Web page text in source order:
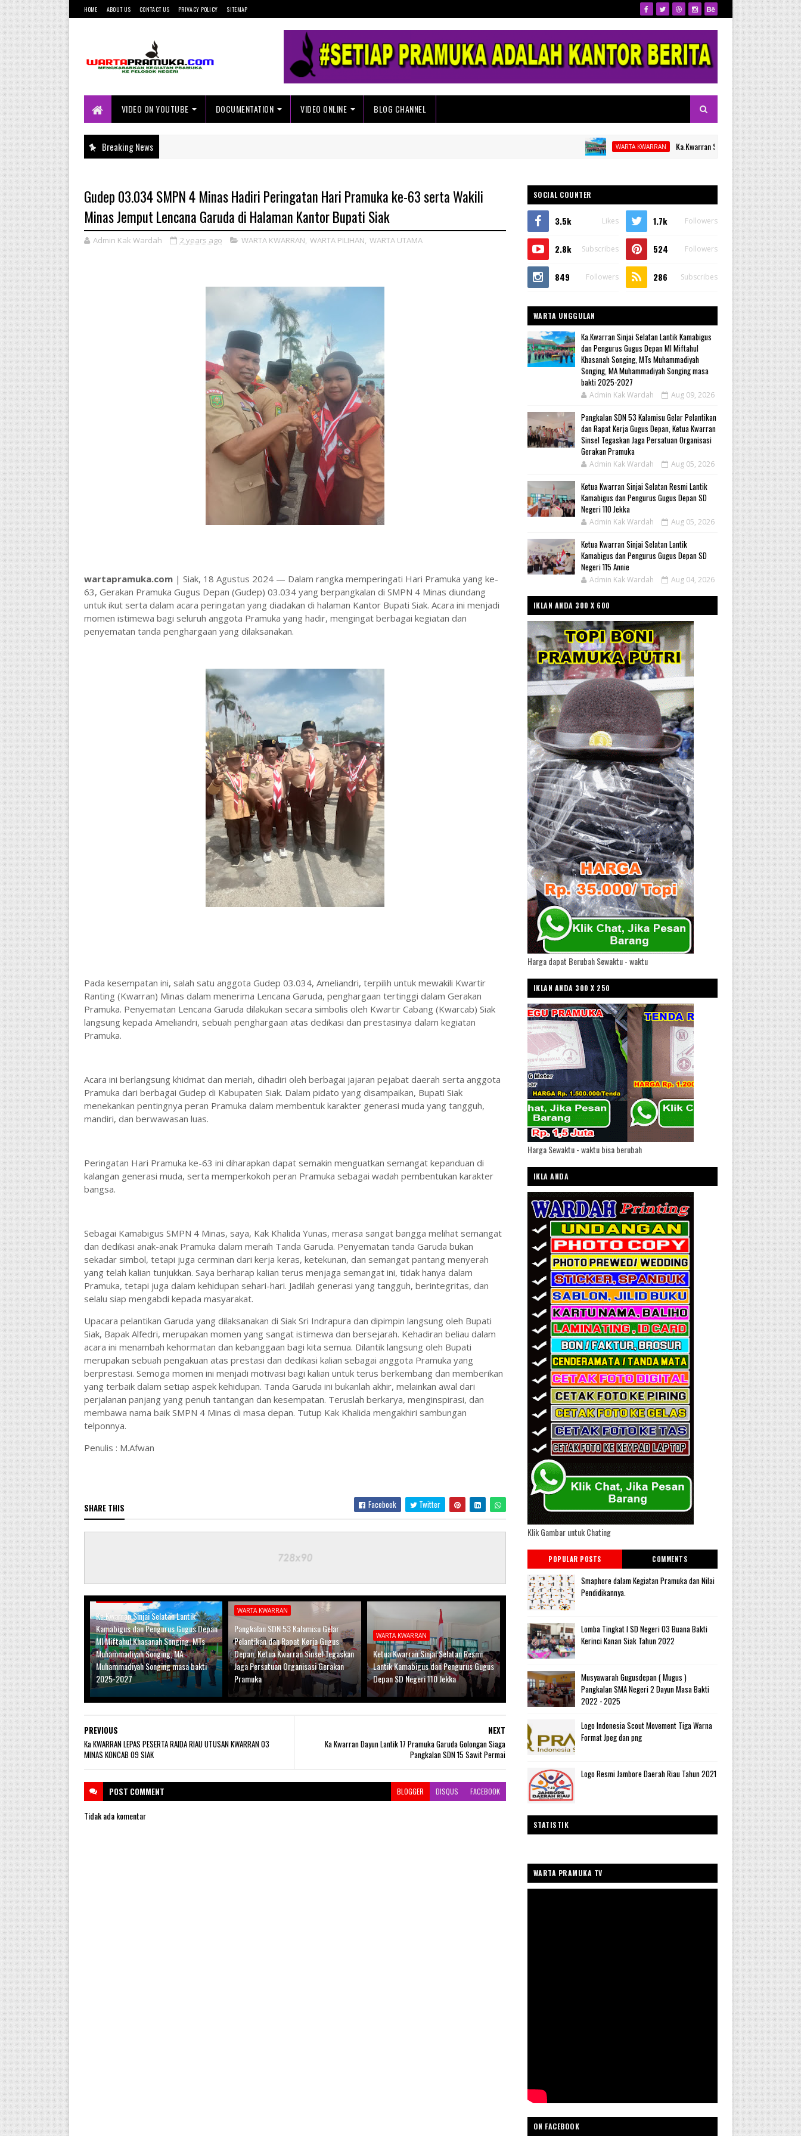
HOME ABOUT US CONTACT US PRIVACY POLICY SITEMAP
Pelosok Negeri
VIDEO ON YOUTUBE
DOCUMENTATION VIDEO ONLINE BLOG CHANNEL
Breaking News WARTA KWARRAN Ka.Kwarran Sinjai Selatan Lantik Kamabigus dan
Gudep 03.034 SMPN 4 Minas Hadiri Peringatan Hari Pramuka ke-63 serta Wakili
Minas Jemput Lencana Garuda di Halaman Kantor Bupati Siak
Admin Kak Wardah 2 years ago WARTA KWARRAN, WARTA PILIHAN, WARTA UTAMA
wartapramuka.com| Siak, 18 Agustus 2024 — Dalam rangka memperingati Hari Pramuka yang ke-
63, Gerakan Pramuka Gugus Depan (Gudep) 03.034 yang berpangkalan di SMPN 4 Minas diundang
untuk ikut serta dalam acara peringatan yang diadakan di halaman Kantor Bupati Siak. Acara ini menjadi
momen istimewa bagi seluruh anggota Pramuka yang hadir, mengingat berbagai kegiatan dan
penyematan tanda penghargaan yang dilaksanakan.
Pada kesempatan ini, salah satu anggota Gudep 03.034, Ameliandri, terpilih untuk mewakili Kwartir
Ranting (Kwarran) Minas dalam menerima Lencana Garuda, penghargaan tertinggi dalam Gerakan
Pramuka. Penyematan Lencana Garuda dilakukan secara simbolis oleh Kwartir Cabang (Kwarcab) Siak
langsung kepada Ameliandri, sebuah penghargaan atas dedikasi dan prestasinya dalam kegiatan
Pramuka.
Acara ini berlangsung khidmat dan meriah, dihadiri oleh berbagai jajaran pejabat daerah serta anggota
Pramuka dari berbagai Gudep di Kabupaten Siak. Dalam pidato yang disampaikan, Bupati Siak
menekankan pentingnya peran Pramuka dalam membentuk karakter generasi muda yang tangguh,
mandiri, dan berwawasan luas.
Peringatan Hari Pramuka ke-63 ini diharapkan dapat semakin menguatkan semangat kepanduan di
kalangan generasi muda, serta memperkokoh peran Pramuka sebagai wadah pembentukan karakter
bangsa.
Sebagai Kamabigus SMPN 4 Minas, saya, Kak Khalida Yunas, merasa sangat bangga melihat semangat
dan dedikasi anak-anak Pramuka dalam meraih Tanda Garuda. Penyematan tanda Garuda bukan
sekadar simbol, tetapi juga cerminan dari kerja keras, ketekunan, dan semangat pantang menyerah
yang telah kalian tunjukkan. Saya berharap kalian terus menjaga semangat ini, tidak hanya dalam
Pramuka, tetapi juga dalam kehidupan sehari-hari. Jadilah generasi yang tangguh, berintegritas, dan
selalu siap mengabdi kepada masyarakat.
Upacara pelantikan Garuda yang dilaksanakan di Siak Sri Indrapura dan dipimpin langsung oleh Bupati
Siak, Bapak Alfedri, merupakan momen yang sangat istimewa dan bersejarah. Kehadiran beliau dalam
acara ini menambah kehormatan dan kebanggaan bagi kita semua. Dilantik langsung oleh Bupati
merupakan sebuah pengakuan atas prestasi dan dedikasi kalian sebagai anggota Pramuka yang
berprestasi. Semoga momen ini menjadi motivasi bagi kalian untuk terus berkembang dan memberikan
yang terbaik dalam setiap aspek kehidupan. Tanda Garuda ini bukanlah akhir, melainkan awal dari
perjalanan panjang yang penuh tantangan dan kesempatan. Teruslah berkarya, menginspirasi, dan
membawa nama baik SMPN 4 Minas di masa depan. Tutup Kak Khalida mengakhiri sambungan
telponnya.
Penulis : M.Afwan
SHARE THIS Facebook Twitter
WARTA KWARRAN
Ka.Kwarran Sinjai Selatan Lantik
Kamabigus dan Pengurus Gugus Depan
MI Miftahul Khasanah Songing, MTs
Muhammadiyah Songing, MA
Muhammadiyah Songing masa bakti
2025-2027
WARTA KWARRAN
Pangkalan SDN 53 Kalamisu Gelar
Pelantikan dan Rapat Kerja Gugus
Depan, Ketua Kwarran Sinsel Tegaskan
Jaga Persatuan Organisasi Gerakan
Pramuka
WARTA KWARRAN
Ketua Kwarran Sinjai Selatan Resmi
Lantik Kamabigus dan Pengurus Gugus
Depan SD Negeri 110 Jekka
NEXT
Ka Kwarran Dayun Lantik 17 Pramuka Garuda Golongan Siaga
Pangkalan SDN 15 Sawit Permai
PREVIOUS
Ka KWARRAN LEPAS PESERTA RAIDA RIAU UTUSAN KWARRAN 03
MINAS KONCAB 09 SIAK
POST COMMENT BLOGGER DISQUS FACEBOOK
Tidak ada komentar
SOCIAL COUNTER
3.5k Likes 1.7k Followers
2.8k Subscribes 524 Followers
849 Followers 286 Subscribes
WARTA UNGGULAN
Ka.Kwarran Sinjai Selatan Lantik Kamabigus
dan Pengurus Gugus Depan MI Miftahul
Khasanah Songing, MTs Muhammadiyah
Songing, MA Muhammadiyah Songing masa
bakti 2025-2027
Admin Kak Wardah Aug 09, 2026
Pangkalan SDN 53 Kalamisu Gelar Pelantikan
dan Rapat Kerja Gugus Depan, Ketua Kwarran
Sinsel Tegaskan Jaga Persatuan Organisasi
Gerakan Pramuka
Admin Kak Wardah Aug 05, 2026
Ketua Kwarran Sinjai Selatan Resmi Lantik
Kamabigus dan Pengurus Gugus Depan SD
Negeri 110 Jekka
Admin Kak Wardah Aug 05, 2026
Ketua Kwarran Sinjai Selatan Lantik
Kamabigus dan Pengurus Gugus Depan SD
Negeri 115 Annie
Admin Kak Wardah Aug 04, 2026
IKLAN ANDA 300 X 600
Harga dapat Berubah Sewaktu - waktu
IKLAN ANDA 300 X 250
Harga Sewaktu - waktu bisa berubah
IKLA ANDA
Klik Gambar untuk Chating
POPULAR POSTS COMMENTS
Smaphore dalam Kegiatan Pramuka dan Nilai
Pendidikannya.
Lomba Tingkat I SD Negeri 03 Buana Bakti
Kerinci Kanan Siak Tahun 2022
Musyawarah Gugusdepan ( Mugus )
Pangkalan SMA Negeri 2 Dayun Masa Bakti
2022 - 2025
Logo Indonesia Scout Movement Tiga Warna
Format Jpeg dan png
Logo Resmi Jambore Daerah Riau Tahun 2021
STATISTIK
WARTA PRAMUKA TV
ON FACEBOOK